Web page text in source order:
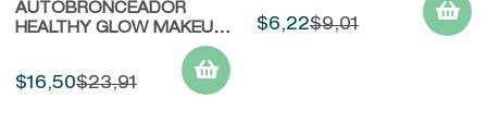
AUTOBRONCEADOR
HEALTHY GLOW MAKEUP
$16,50$23,91
$6,22$9,01